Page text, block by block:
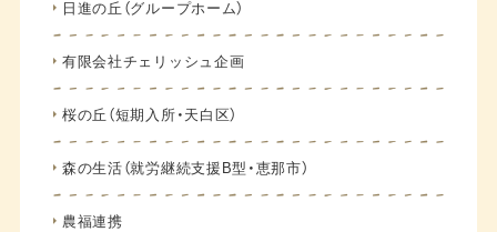
日進の丘（グループホーム）
有限会社チェリッシュ企画
桜の丘（短期入所・天白区）
森の生活（就労継続支援B型・恵那市）
農福連携